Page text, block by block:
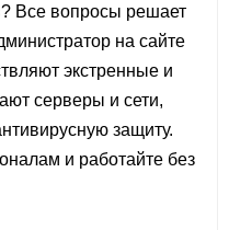
Все вопросы решает
на сайте
экстренные и
серверы и сети,
защиту.
и работайте без